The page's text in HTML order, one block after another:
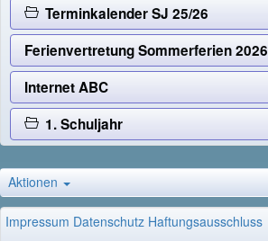
Terminkalender SJ 25/26
Ferienvertretung Sommerferien 2026
Internet ABC
1. Schuljahr
Aktionen
Impressum Datenschutz Haftungsausschluss